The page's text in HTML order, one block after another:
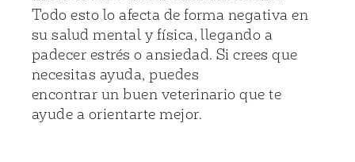
Todo esto lo afecta de forma negativa en
su salud mental y física, llegando a
padecer estrés o ansiedad. Si crees que
necesitas ayuda, puedes
encontrar un buen veterinario que te
ayude a orientarte mejor.